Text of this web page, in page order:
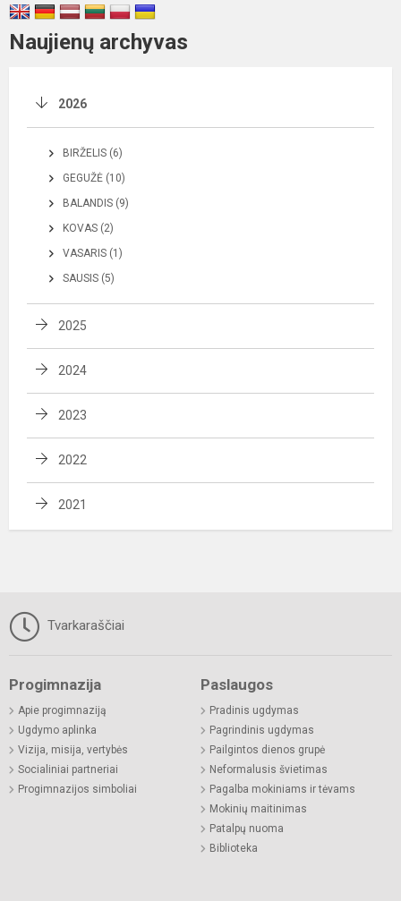
Naujienų archyvas
2026
BIRŽELIS (6)
GEGUŽĖ (10)
BALANDIS (9)
KOVAS (2)
VASARIS (1)
SAUSIS (5)
2025
2024
2023
2022
2021
Tvarkaraščiai
Progimnazija
Apie progimnaziją
Ugdymo aplinka
Vizija, misija, vertybės
Socialiniai partneriai
Progimnazijos simboliai
Paslaugos
Pradinis ugdymas
Pagrindinis ugdymas
Pailgintos dienos grupė
Neformalusis švietimas
Pagalba mokiniams ir tėvams
Mokinių maitinimas
Patalpų nuoma
Biblioteka